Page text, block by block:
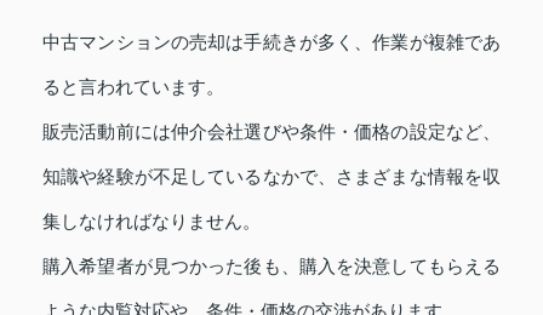
中古マンションの売却は手続きが多く、作業が複雑であ
ると言われています。
販売活動前には仲介会社選びや条件・価格の設定など、
知識や経験が不足しているなかで、さまざまな情報を収
集しなければなりません。
購入希望者が見つかった後も、購入を決意してもらえる
ような内覧対応や、条件・価格の交渉があります。